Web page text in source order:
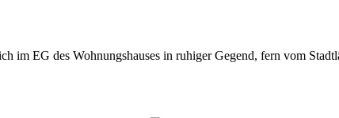
im EG des Wohnungshauses in ruhiger Gegend, fern vom